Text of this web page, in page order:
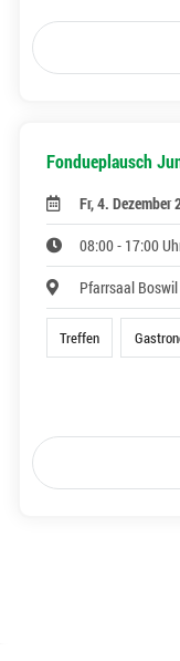
Fondueplausch
Fr, 4. Dezember
08:00 - 17:00
Pfarrsaal Boswil
Treffen